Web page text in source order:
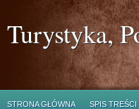
Turystyka,
STRONA GŁÓWNA SPIS TREŚCI